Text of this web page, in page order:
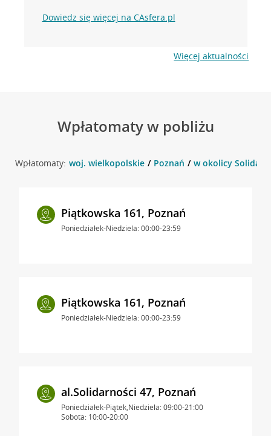
Dowiedz się więcej na CAsfera.pl
Więcej aktualności
Wpłatomaty w pobliżu
Wpłatomaty: woj. wielkopolskie Poznań w okolicy
Piątkowska 161, Poznań
Poniedziałek-Niedziela: 00:00-23:59
Piątkowska 161, Poznań
Poniedziałek-Niedziela: 00:00-23:59
al.Solidarności 47, Poznań
Poniedziałek-Piątek,Niedziela: 09:00-21:00
Sobota: 10:00-20:00